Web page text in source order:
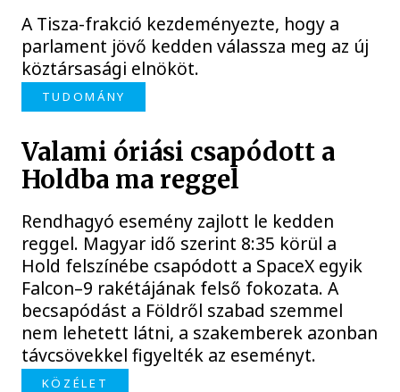
A Tisza-frakció kezdeményezte, hogy a
parlament jövő kedden válassza meg az új
köztársasági elnököt.
TUDOMÁNY
Valami óriási csapódott a
Holdba ma reggel
Rendhagyó esemény zajlott le kedden
reggel. Magyar idő szerint 8:35 körül a
Hold felszínébe csapódott a SpaceX egyik
Falcon–9 rakétájának felső fokozata. A
becsapódást a Földről szabad szemmel
nem lehetett látni, a szakemberek azonban
távcsövekkel figyelték az eseményt.
KÖZÉLET